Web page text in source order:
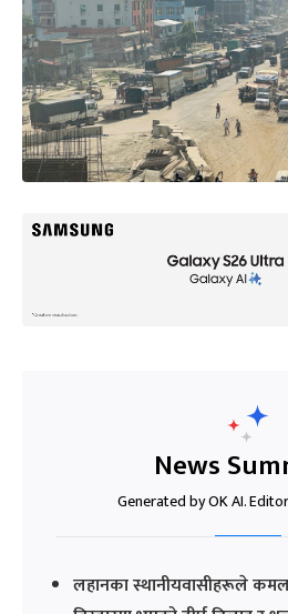
News
Generated by OK AI.
लहानका स्थानीयवासीहरूले